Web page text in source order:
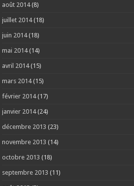
août 2014(8)
juillet 2014(18)
juin 2014(18)
mai 2014(14)
avril 2014(15)
mars 2014(15)
février 2014(17)
janvier 2014(24)
décembre 2013 (23)
novembre 2013 (14)
octobre 2013 (18)
septembre 2013 (11)